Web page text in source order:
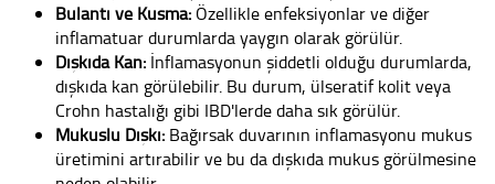
Bulantı ve Kusma: Özellikle enfeksiyonlar ve diğer
inflamatuar durumlarda yaygın olarak görülür.
Dışkıda Kan: İnflamasyonun şiddetli olduğu durumlarda,
dışkıda kan görülebilir. Bu durum, ülseratif kolit veya
Crohn hastalığı gibi IBD'lerde daha sık görülür.
Mukuslu Dışkı: Bağırsak duvarının inflamasyonu mukus
üretimini artırabilir ve bu da dışkıda mukus görülmesine